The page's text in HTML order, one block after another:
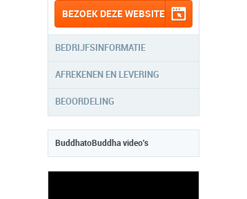
BEZOEK DEZE WEBSITE
BEDRIJFSINFORMATIE
AFREKENEN EN LEVERING
BEOORDELING
BuddhatoBuddha video's